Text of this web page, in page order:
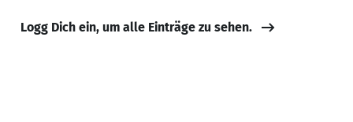
Logg Dich ein, um alle Einträge zu sehen.